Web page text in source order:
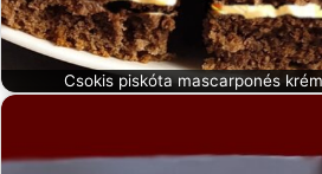
Csokis piskóta mascarponés